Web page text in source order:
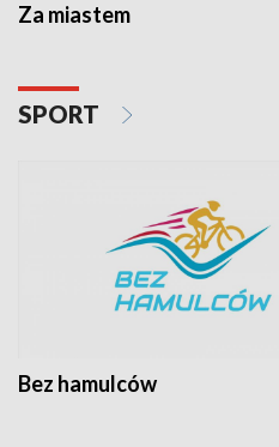
Za miastem
SPORT
Bez hamulców